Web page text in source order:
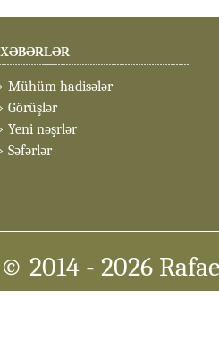
XƏBƏRLƏR
Mühüm hadisələr
Görüşlər
Yeni nəşrlər
Səfərlər
© 2014 - 2026